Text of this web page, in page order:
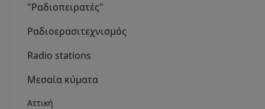
"Ραδιοπειρατές"
Ραδιοερασιτεχνισμός
Radio stations
Μεσαία κύματα
Αττική